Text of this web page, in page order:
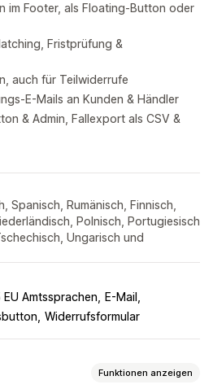
im Footer, als Floating-Button oder
Fristprüfung &
auch für Teilwiderrufe
E-Mails an Kunden & Händler
& Admin, Fallexport als CSV &
Spanisch, Rumänisch, Finnisch,
Polnisch, Portugiesisch
Ungarisch und
EU Amtssprachen
E-Mail
Widerrufsformular
Funktionen anzeigen